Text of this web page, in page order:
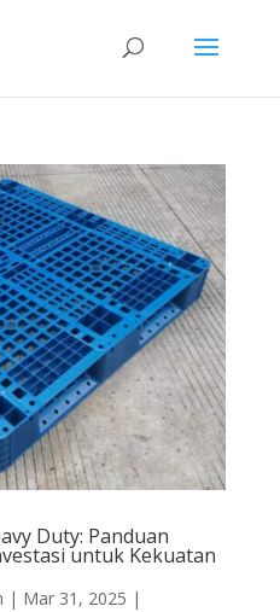
Duty: Panduan
untuk Kekuatan
| Mar 31, 2025 |